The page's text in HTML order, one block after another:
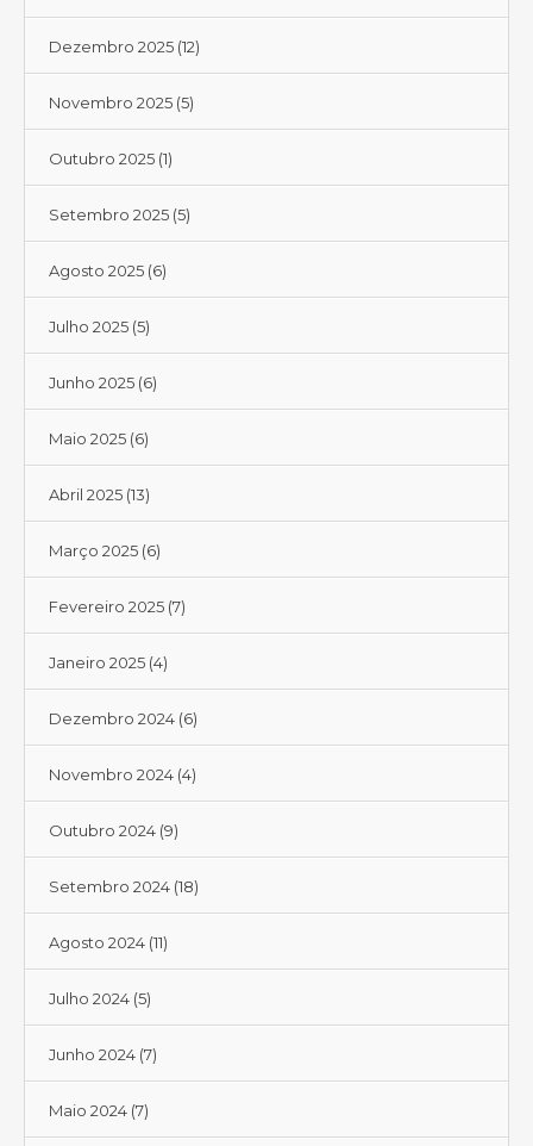
Dezembro 2025 (12)
Novembro 2025 (5)
Outubro 2025 (1)
Setembro 2025 (5)
Agosto 2025 (6)
Julho 2025 (5)
Junho 2025 (6)
Maio 2025 (6)
Abril 2025 (13)
Março 2025 (6)
Fevereiro 2025 (7)
Janeiro 2025 (4)
Dezembro 2024 (6)
Novembro 2024 (4)
Outubro 2024 (9)
Setembro 2024 (18)
Agosto 2024 (11)
Julho 2024 (5)
Junho 2024 (7)
Maio 2024 (7)